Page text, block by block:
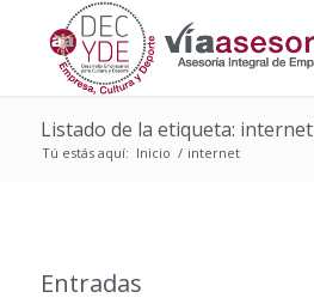
Listado de la etiqueta: internet
Tú estás aquí: Inicio / internet
Entradas